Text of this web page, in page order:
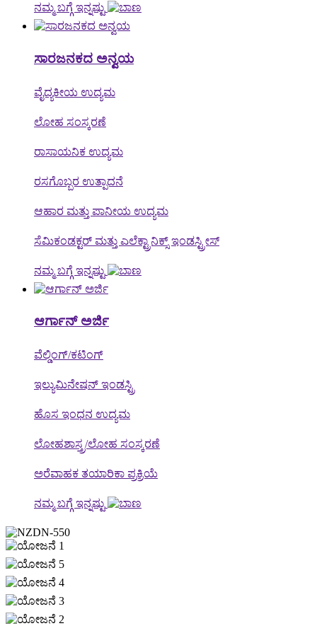
ನಮ್ಮ ಬಗ್ಗೆ ಇನ್ನಷ್ಟು
ಸಾರಜನಕದ ಅನ್ವಯ
ವೈದ್ಯಕೀಯ ಉದ್ಯಮ
ಲೋಹ ಸಂಸ್ಕರಣೆ
ರಾಸಾಯನಿಕ ಉದ್ಯಮ
ರಸಗೊಬ್ಬರ ಉತ್ಪಾದನೆ
ಆಹಾರ ಮತ್ತು ಪಾನೀಯ ಉದ್ಯಮ
ಸೆಮಿಕಂಡಕ್ಟರ್ ಮತ್ತು ಎಲೆಕ್ಟ್ರಾನಿಕ್ಸ್ ಇಂಡಸ್ಟ್ರೀಸ್
ನಮ್ಮ ಬಗ್ಗೆ ಇನ್ನಷ್ಟು
ಆರ್ಗಾನ್ ಅರ್ಜಿ
ವೆಲ್ಡಿಂಗ್/ಕಟಿಂಗ್
ಇಲ್ಯುಮಿನೇಷನ್ ಇಂಡಸ್ಟ್ರಿ
ಹೊಸ ಇಂಧನ ಉದ್ಯಮ
ಲೋಹಶಾಸ್ತ್ರ/ಲೋಹ ಸಂಸ್ಕರಣೆ
ಅರೆವಾಹಕ ತಯಾರಿಕಾ ಪ್ರಕ್ರಿಯೆ
ನಮ್ಮ ಬಗ್ಗೆ ಇನ್ನಷ್ಟು